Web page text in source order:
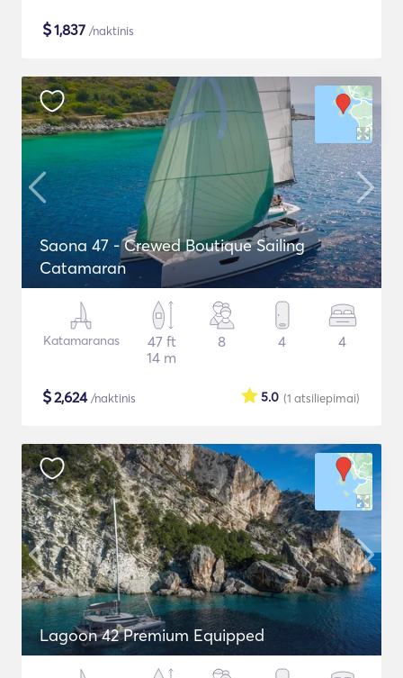
$1,837 /naktinis
Saona 47 - Crewed Boutique Sailing
Catamaran
Katamaranas
47 ft
14 m
8 4 4
$2,624/naktinis (1 atsiliepimai)
5.0
Lagoon 42 Premium Equipped